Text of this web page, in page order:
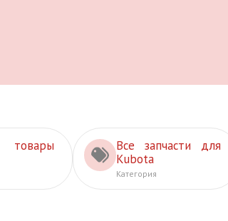
товары
Все запчасти для
Kubota
Категория